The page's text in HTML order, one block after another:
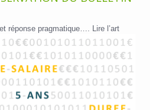
réponse pragmatique…. Lire l’art